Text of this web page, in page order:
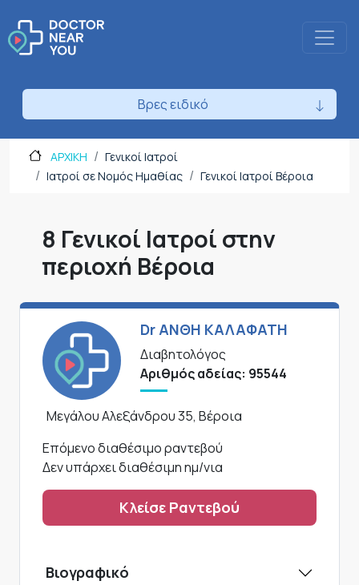
Βρες ειδικό
ΑΡΧΙΚΗ
Γενικοί Ιατροί
Ιατροί σε Νομός Ημαθίας
Γενικοί Ιατροί Βέροια
8 Γενικοί Ιατροί στην
περιοχή Βέροια
Dr ΑΝΘΗ ΚΑΛΑΦΑΤΗ
Διαβητολόγος
Αριθμός αδείας: 95544
Μεγάλου Αλεξάνδρου 35, Βέροια
Επόμενο διαθέσιμο ραντεβού
Δεν υπάρχει διαθέσιμη ημ/νια
Κλείσε Ραντεβού
Βιογραφικό